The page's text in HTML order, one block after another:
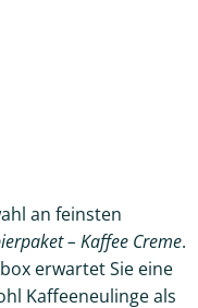
an feinsten
– Kaffee Creme.
erwartet Sie eine
Kaffeeneulinge als